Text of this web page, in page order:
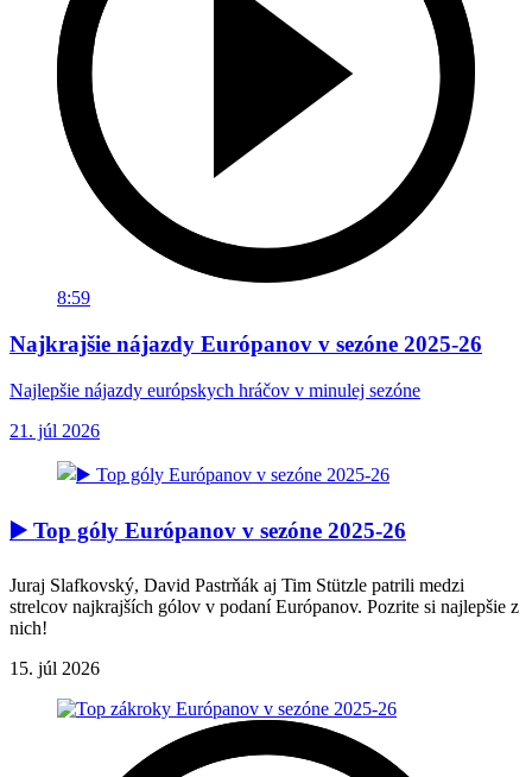
8:59
Najkrajšie nájazdy Európanov v sezóne 2025-26
Najlepšie nájazdy európskych hráčov v minulej sezóne
21. júl 2026
▶️ Top góly Európanov v sezóne 2025-26
Juraj Slafkovský, David Pastrňák aj Tim Stützle patrili medzi
strelcov najkrajších gólov v podaní Európanov. Pozrite si najlepšie z
nich!
15. júl 2026